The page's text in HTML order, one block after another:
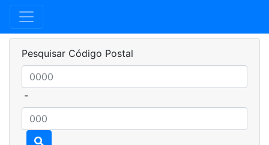
Pesquisar Código Postal
-